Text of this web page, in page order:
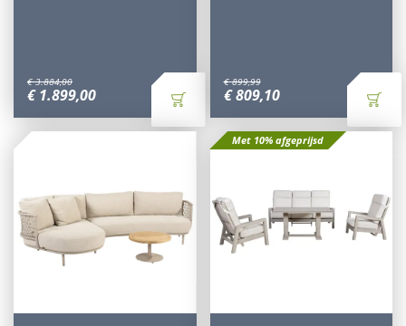
€ 3.884,00
€ 1.899,00
€ 899,99
€ 809,10
Met 10% afgeprijsd